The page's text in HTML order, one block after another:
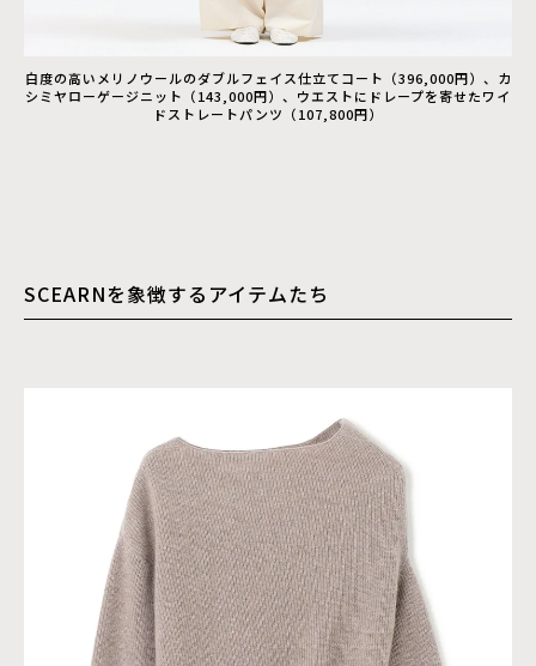
白度の高いメリノウールのダブルフェイス仕立てコート（396,000円）、カ
シミヤローゲージニット（143,000円）、ウエストにドレープを寄せたワイ
ドストレートパンツ（107,800円）
SCEARNを象徴するアイテムたち